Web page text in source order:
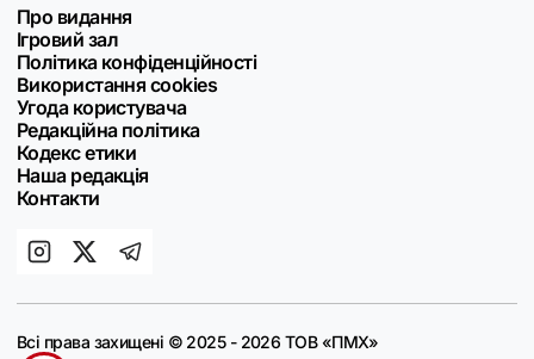
Про видання
Ігровий зал
Політика конфіденційності
Використання cookies
Угода користувача
Редакційна політика
Кодекс етики
Наша редакція
Контакти
Всі права захищені © 2025 - 2026 ТОВ «ПМХ»